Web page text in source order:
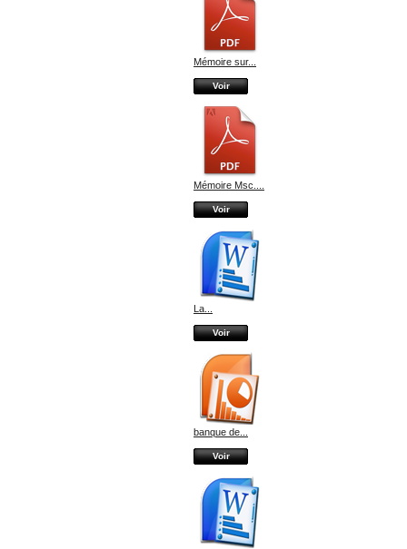
Mémoire sur...
Voir
Mémoire Msc....
Voir
La...
Voir
banque de...
Voir